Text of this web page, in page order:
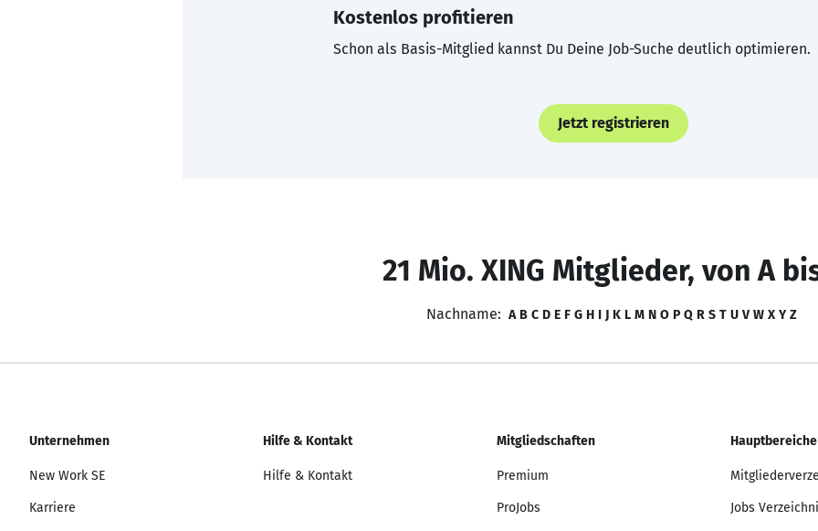
Kostenlos profitieren
Schon als Basis-Mitglied kannst Du Deine Job-Suche deutlich optimieren.
Jetzt registrieren
21 Mio. XING Mitglieder, von A
Nachname: A B C D E F G H I J K L M N O P Q R S T U V W X Y Z
Unternehmen
New Work SE
Karriere
Hilfe & Kontakt
Hilfe & Kontakt
Mitgliedschaften
Premium
ProJobs
Hauptbereiche
Jobs